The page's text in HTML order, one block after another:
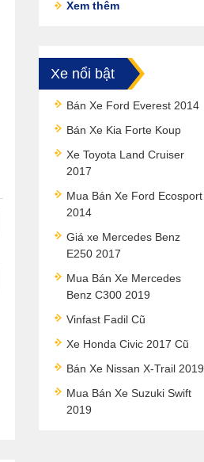
Xem thêm
Xe nổi bật
Bán Xe Ford Everest 2014
Bán Xe Kia Forte Koup
Xe Toyota Land Cruiser
2017
Mua Bán Xe Ford Ecosport
2014
Giá xe Mercedes Benz
E250 2017
Mua Bán Xe Mercedes
Benz C300 2019
Vinfast Fadil Cũ
Xe Honda Civic 2017 Cũ
Bán Xe Nissan X-Trail 2019
Mua Bán Xe Suzuki Swift
2019